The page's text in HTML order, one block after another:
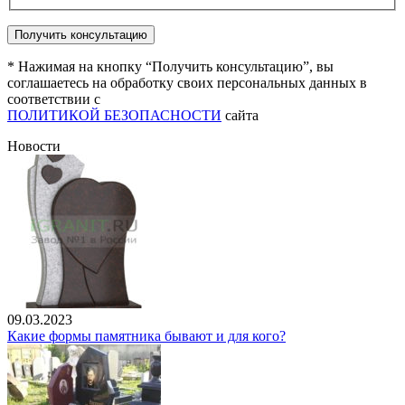
* Нажимая на кнопку “Получить консультацию”, вы
соглашаетесь на обработку своих персональных данных в
соответствии с
ПОЛИТИКОЙ БЕЗОПАСНОСТИ сайта
Новости
09.03.2023
Какие формы памятника бывают и для кого?